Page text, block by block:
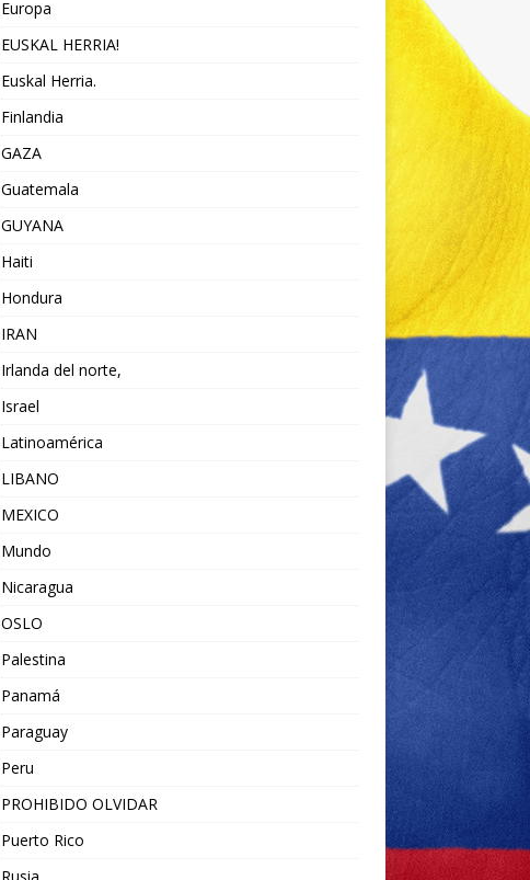
Europa
EUSKAL HERRIA!
Euskal Herria.
Finlandia
GAZA
Guatemala
GUYANA
Haiti
Hondura
IRAN
Irlanda del norte,
Israel
Latinoamérica
LIBANO
MEXICO
Mundo
Nicaragua
OSLO
Palestina
Panamá
Paraguay
Peru
PROHIBIDO OLVIDAR
Puerto Rico